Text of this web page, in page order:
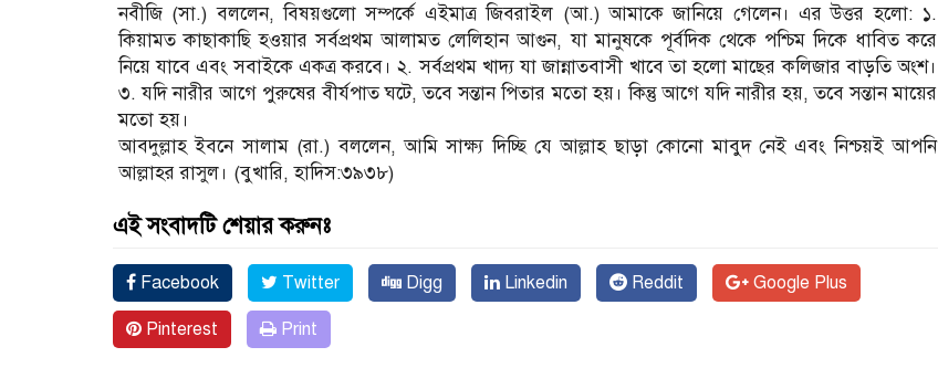
নবীজি (সা.) বললেন, বিষয়গুলো সম্পর্কে এইমাত্র জিবরাইল (আ.) আমাকে জানিয়ে গেলেন। এর উত্তর হলো: ১.
কিয়ামত কাছাকাছি হওয়ার সর্বপ্রথম আলামত লেলিহান আগুন, যা মানুষকে পূর্বদিক থেকে পশ্চিম দিকে ধাবিত করে
নিয়ে যাবে এবং সবাইকে একত্র করবে। ২. সর্বপ্রথম খাদ্য যা জান্নাতবাসী খাবে তা হলো মাছের কলিজার বাড়তি অংশ।
৩. যদি নারীর আগে পুরুষের বীর্যপাত ঘটে, তবে সন্তান পিতার মতো হয়। কিন্তু আগে যদি নারীর হয়, তবে সন্তান মায়ের
মতো হয়।
আবদুল্লাহ ইবনে সালাম (রা.) বললেন, আমি সাক্ষ্য দিচ্ছি যে আল্লাহ ছাড়া কোনো মাবুদ নেই এবং নিশ্চয়ই আপনি
আল্লাহর রাসুল। (বুখারি, হাদিস:৩৯৩৮)
এই সংবাদটি শেয়ার করুনঃ
Facebook Twitter Digg Linkedin Reddit Google Plus
Pinterest Print